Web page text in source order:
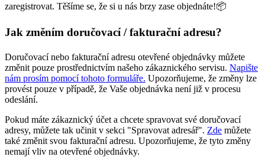
zaregistrovat. Těšíme se, že si u nás brzy zase objednáte!📦
Jak změním doručovací / fakturační adresu?
Doručovací nebo fakturační adresu otevřené objednávky můžete
změnit pouze prostřednictvím našeho zákaznického servisu. Napište
nám prosím pomocí tohoto formuláře. Upozorňujeme, že změny lze
provést pouze v případě, že Vaše objednávka není již v procesu
odeslání.
Pokud máte zákaznický účet a chcete spravovat své doručovací
adresy, můžete tak učinit v sekci "Spravovat adresář". Zde můžete
také změnit svou fakturační adresu. Upozorňujeme, že tyto změny
nemají vliv na otevřené objednávky.